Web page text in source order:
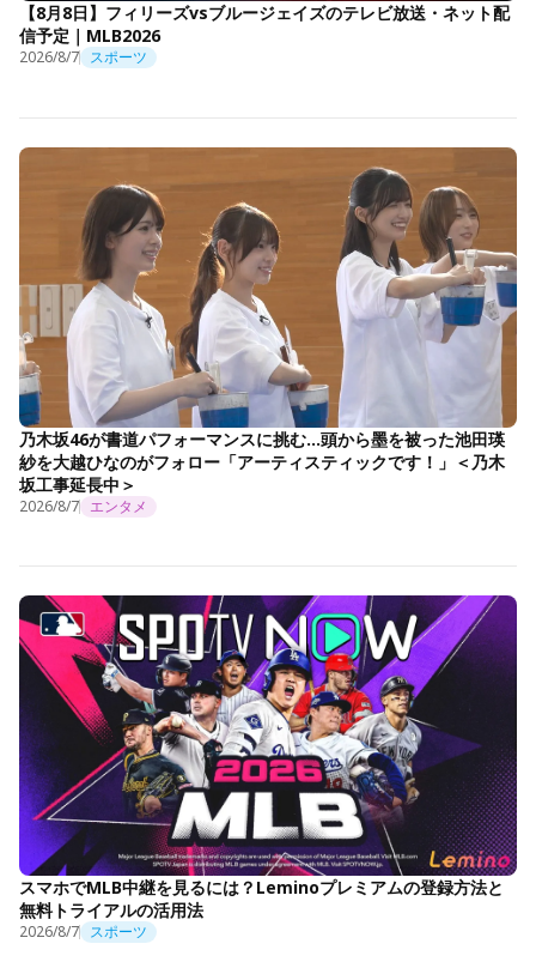
【8月8日】フィリーズvsブルージェイズのテレビ放送・ネット配
信予定｜MLB2026
2026/8/7 スポーツ
乃木坂46が書道パフォーマンスに挑む…頭から墨を被った池田瑛
紗を大越ひなのがフォロー「アーティスティックです！」＜乃木
坂工事延長中＞
2026/8/7 エンタメ
スマホでMLB中継を見るには？Leminoプレミアムの登録方法と
無料トライアルの活用法
2026/8/7 スポーツ